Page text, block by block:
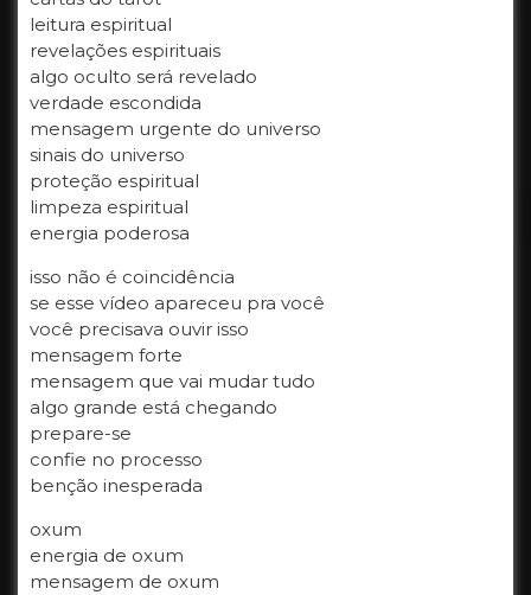
leitura espiritual
revelações espirituais
algo oculto será revelado
verdade escondida
mensagem urgente do universo
sinais do universo
proteção espiritual
limpeza espiritual
energia poderosa
isso não é coincidência
se esse vídeo apareceu pra você
você precisava ouvir isso
mensagem forte
mensagem que vai mudar tudo
algo grande está chegando
prepare-se
confie no processo
benção inesperada
oxum
energia de oxum
mensagem de oxum